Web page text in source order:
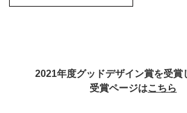
2021年度グッドデザイン賞を受
受賞ページはこちら